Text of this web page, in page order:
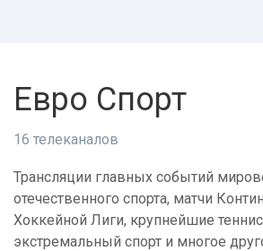
Евро Спорт
16 телеканалов
Трансляции главных событий
отечественного спорта, матчи
Хоккейной Лиги, крупнейшие
экстремальный спорт и многое